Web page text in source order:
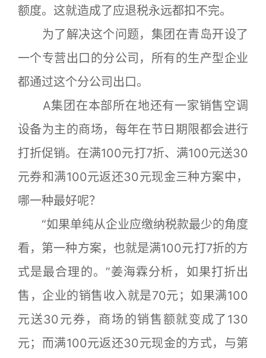
额度。这就造成了应退税永远都扣不完。
为了解决这个问题，集团在青岛开设了
一个专营出口的分公司，所有的生产型企业
都通过这个分公司出口。
A集团在本部所在地还有一家销售空调
设备为主的商场，每年在节日期限都会进行
打折促销。在满100元打7折、满100元送30
元券和满100元返还30元现金三种方案中，
哪一种最好呢？
“如果单纯从企业应缴纳税款最少的角度
看，第一种方案，也就是满100元打7折的方
式是最合理的。”姜海霖分析，如果打折出
售，企业的销售收入就是70元；如果满100
元送30元券，商场的销售额就变成了130
元；而满100元返还30元现金的方式，与第